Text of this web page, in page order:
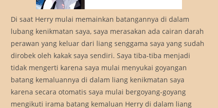
Di saat Herry mulai memainkan batangannya di dalam
lubang kenikmatan saya, saya merasakan ada cairan darah
perawan yang keluar dari liang senggama saya yang sudah
dirobek oleh kakak saya sendiri. Saya tiba-tiba menjadi
tidak mengerti karena saya mulai menyukai goyangan
batang kemaluannya di dalam liang kenikmatan saya
karena secara otomatis saya mulai bergoyang-goyang
mengikuti irama batang kemaluan Herry di dalam liang